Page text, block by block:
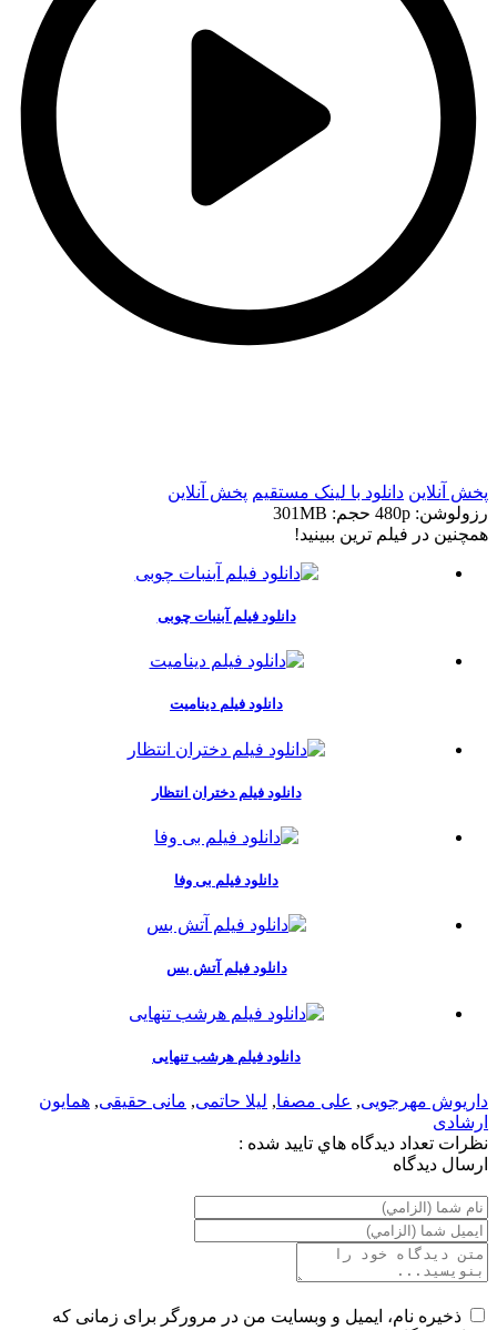
پخش آنلاین دانلود با لينک مستقيم پخش آنلاین
رزولوشن: 480p
حجم: 301MB
همچنين در فيلم ترين ببينيد!
دانلود فیلم آبنبات چوبی
دانلود فیلم دینامیت
دانلود فیلم دختران انتظار
دانلود فیلم بی وفا
دانلود فیلم آتش بس
دانلود فیلم هرشب تنهایی
داریوش مهرجویی, علی مصفا, لیلا حاتمی, مانی حقیقی, همایون
ارشادی
نظرات تعداد ديدگاه هاي تاييد شده :
ارسال ديدگاه
ذخیره نام، ایمیل و وبسایت من در مرورگر برای زمانی که